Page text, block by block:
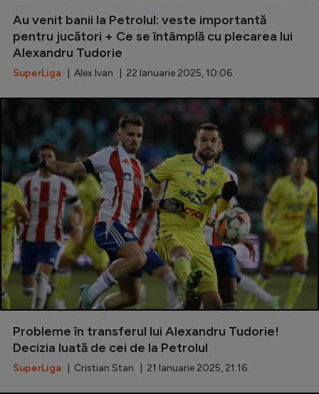
Au venit banii la Petrolul: veste importantă
pentru jucători + Ce se întâmplă cu plecarea lui
Alexandru Tudorie
SuperLiga | Alex Ivan | 22 Ianuarie 2025, 10:06
Probleme în transferul lui Alexandru Tudorie!
Decizia luată de cei de la Petrolul
SuperLiga | Cristian Stan | 21 Ianuarie 2025, 21:16